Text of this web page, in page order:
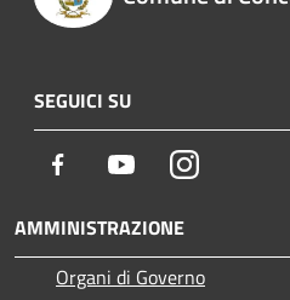
SEGUICI SU
Facebook YoutubeInstagram
AMMINISTRAZIONE
Organi di Governo